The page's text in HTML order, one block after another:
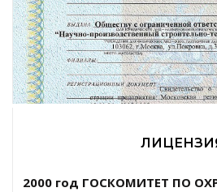
2000 год ГОСКОМИТЕТ ПО